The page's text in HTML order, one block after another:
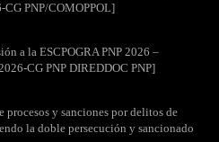
PNP/COMOPPOL]
a la ESCPOGRA PNP 2026 –
CG PNP DIREDDOC PNP]
y sanciones por delitos de
la doble persecución y sancionado